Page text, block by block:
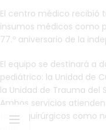
El centro médico recibió
insumos médicos como
77.º aniversario de la
El equipo se destinará a
pediátrico: la Unidad de
la Unidad de Trauma del
Ambos servicios
tanto quirúrgicos como